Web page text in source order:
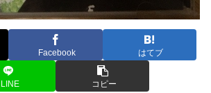
Facebook はてブ
LINE コピー